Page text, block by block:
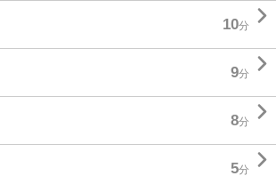
10分 
9分 
8分 
5分 